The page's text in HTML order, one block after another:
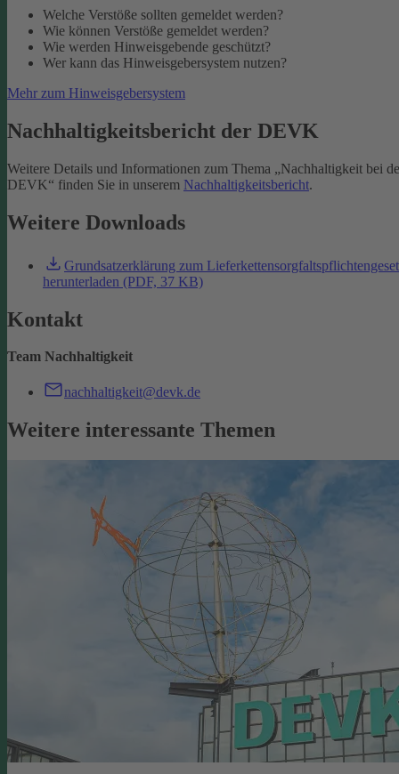
Welche Verstöße sollten gemeldet werden?
Wie können Verstöße gemeldet werden?
Wie werden Hinweisgebende geschützt?
Wer kann das Hinweisgebersystem nutzen?
Mehr zum Hinweisgebersystem
Nachhaltigkeitsbericht der DEVK
Weitere Details und Informationen zum Thema „Nachhaltigkeit bei
DEVK“ finden Sie in unserem Nachhaltigkeitsbericht.
Weitere Downloads
Grundsatzerklärung zum
herunterladen (PDF, 37 KB)
Kontakt
Team Nachhaltigkeit
nachhaltigkeit@devk.de
Weitere interessante Themen